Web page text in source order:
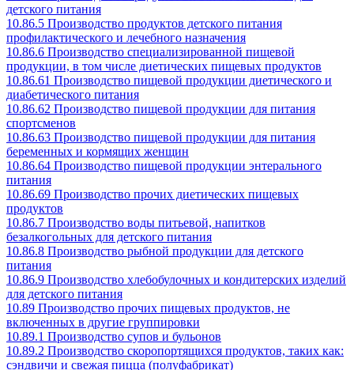
детского питания
10.86.5 Производство продуктов детского питания
профилактического и лечебного назначения
10.86.6 Производство специализированной пищевой
продукции, в том числе диетических пищевых продуктов
10.86.61 Производство пищевой продукции диетического и
диабетического питания
10.86.62 Производство пищевой продукции для питания
спортсменов
10.86.63 Производство пищевой продукции для питания
беременных и кормящих женщин
10.86.64 Производство пищевой продукции энтерального
питания
10.86.69 Производство прочих диетических пищевых
продуктов
10.86.7 Производство воды питьевой, напитков
безалкогольных для детского питания
10.86.8 Производство рыбной продукции для детского
питания
10.86.9 Производство хлебобулочных и кондитерских изделий
для детского питания
10.89 Производство прочих пищевых продуктов, не
включенных в другие группировки
10.89.1 Производство супов и бульонов
10.89.2 Производство скоропортящихся продуктов, таких как:
сэндвичи и свежая пицца (полуфабрикат)